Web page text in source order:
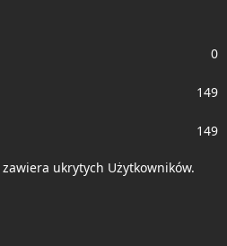
0
149
149
ukrytych Użytkowników.